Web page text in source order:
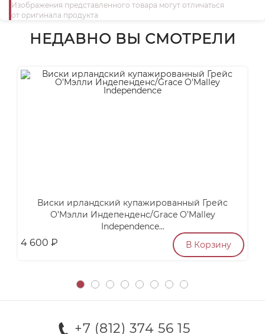
Изображения представленного товара могут отличаться
от оригинала продукта
НЕДАВНО ВЫ СМОТРЕЛИ
Виски ирландский купажированный Грейс
О’Мэлли Индепенденс/Grace O’Malley
Independence...
4 600 ₽ В Корзину
+7 (812) 374 56 15